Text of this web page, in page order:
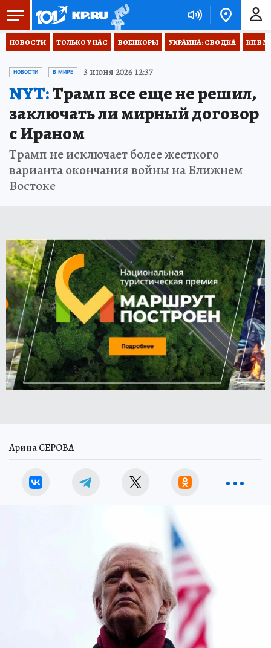
НОВОСТИ ТОЛЬКО У НАС ВОЕНКОРЫ УКРАИНА: СВОДКА КП В
НОВОСТИ В МИРЕ 3 июня 2026 12:37
NYT:Трамп все еще не решил,
заключать ли мирный договор
с Ираном
Трамп не исключает более жесткого
варианта окончания войны на Ближнем
Востоке
Арина СЕРОВА